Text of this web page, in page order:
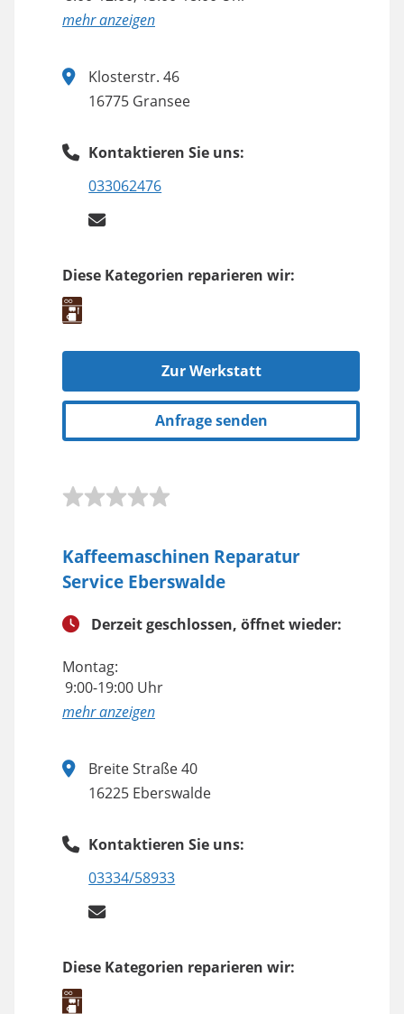
anzeigen
Klosterstr. 46
16775 Gransee
Kontaktieren Sie uns:
033062476
Diese Kategorien reparieren wir:
Zur Werkstatt
Anfrage senden
Kaffeemaschinen Reparatur
Service Eberswalde
Derzeit geschlossen, öffnet wieder:
Montag:
9:00-19:00 Uhr
anzeigen
Breite Straße 40
16225 Eberswalde
Kontaktieren Sie uns:
03334/58933
Diese Kategorien reparieren wir: